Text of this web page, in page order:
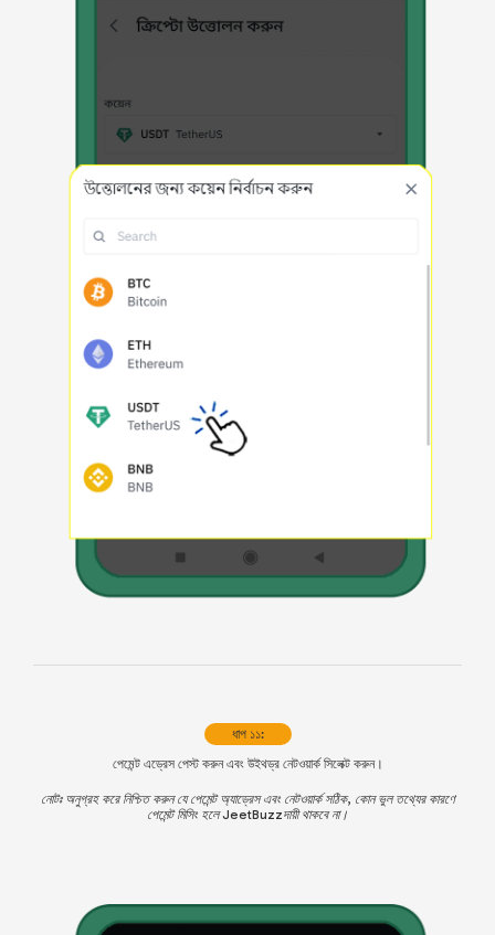
ধাপ ১১:
পেমেন্ট এড্রেস পেস্ট করুন এবং উইথড্র নেটওয়ার্ক সিলেক্ট করুন।
নোটঃ অনুগ্রহ করে নিশ্চিত করুন যে পেমেন্ট অ্যাড্রেস এবং নেটওয়ার্ক সঠিক, কোন ভুল তথ্যের কারণে
পেমেন্ট মিসিং হলে JeetBuzzদায়ী থাকবে না।